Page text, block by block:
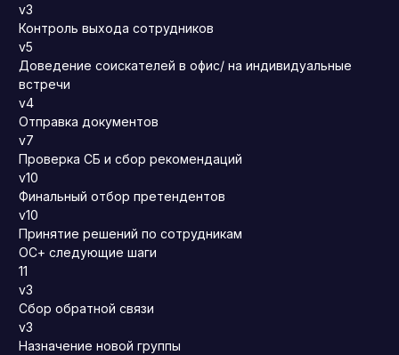
v3
Контроль выхода сотрудников
v5
Доведение соискателей в офис/ на индивидуальные
встречи
v4
Отправка документов
v7
Проверка СБ и сбор рекомендаций
v10
Финальный отбор претендентов
v10
Принятие решений по сотрудникам
ОС+ следующие шаги
11
v3
Сбор обратной связи
v3
Назначение новой группы